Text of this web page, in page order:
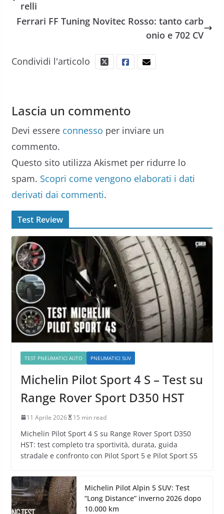
relli
Ferrari FF Tuning Novitec Rosso: tanto carb
onio e 702 CV
Condividi l'articolo
Lascia un commento
Devi essere connesso per inviare un
commento.
Questo sito utilizza Akismet per ridurre lo
spam. Scopri come vengono elaborati i dati
derivati dai commenti.
Test Review
TEST PNEUMATICI AUTO PNEUMATICI SUV
Michelin Pilot Sport 4 S – Test su
Range Rover Sport D350 HST
11 Aprile 2026 15 min read
Michelin Pilot Sport 4 S su Range Rover Sport D350
HST: test completo tra sportività, durata, guida
stradale e confronto con Pilot Sport 5 e Pilot Sport S5
Michelin Pilot Alpin 5 SUV: Test
“Long Distance” inverno 2026 dopo
10.000 km